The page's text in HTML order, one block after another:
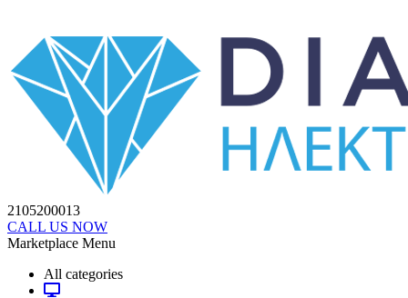
2105200013
CALL US NOW
Marketplace Menu
All categories